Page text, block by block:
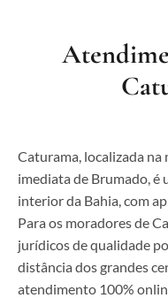
Caturama, localizada
imediata de Brumado, é
interior da Bahia, com
Para os moradores de
jurídicos de qualidade
distância dos grandes
atendimento 100%